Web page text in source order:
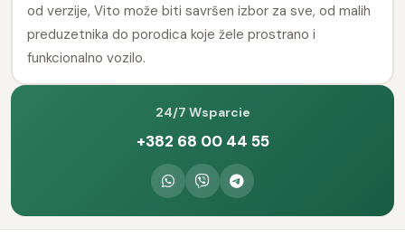
od verzije, Vito može biti savršen izbor za sve, od malih
preduzetnika do porodica koje žele prostrano i
funkcionalno vozilo.
24/7 Wsparcie
+382 68 00 44 55